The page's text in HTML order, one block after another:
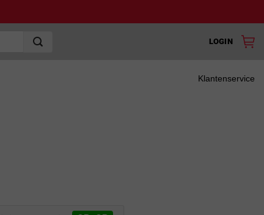
LOGIN
Klantenservice